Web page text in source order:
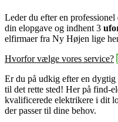
Leder du efter en
din elopgave og indhent 3
elfirmaer fra Ny Højen lige
Hvorfor vælge vores service?
Er du på udkig efter en
til det rette sted! Her på find-
kvalificerede elektrikere i dit
der passer til dine behov.